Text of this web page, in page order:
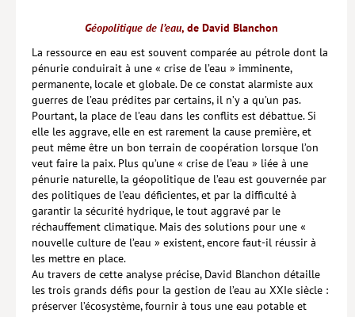
Géopolitique de l’eau, de David Blanchon
La ressource en eau est souvent comparée au pétrole dont la
pénurie conduirait à une « crise de l’eau » imminente,
permanente, locale et globale. De ce constat alarmiste aux
guerres de l’eau prédites par certains, il n’y a qu’un pas.
Pourtant, la place de l’eau dans les conflits est débattue. Si
elle les aggrave, elle en est rarement la cause première, et
peut même être un bon terrain de coopération lorsque l’on
veut faire la paix. Plus qu’une « crise de l’eau » liée à une
pénurie naturelle, la géopolitique de l’eau est gouvernée par
des politiques de l’eau déficientes, et par la difficulté à
garantir la sécurité hydrique, le tout aggravé par le
réchauffement climatique. Mais des solutions pour une «
nouvelle culture de l’eau » existent, encore faut-il réussir à
les mettre en place.
Au travers de cette analyse précise, David Blanchon détaille
les trois grands défis pour la gestion de l’eau au XXIe siècle :
préserver l’écosystème, fournir à tous une eau potable et